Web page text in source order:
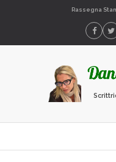
Rassegna